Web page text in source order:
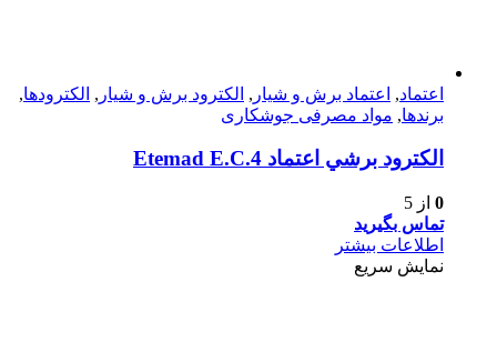
اعتماد, اعتماد برش و شیار , الکترود برش و شیار , الکترودها,
برندها, مواد مصرفی جوشکاری
الكترود برشي اعتماد Etemad E.C.4
0 از 5
تماس بگیرید
اطلاعات بیشتر
نمایش سریع